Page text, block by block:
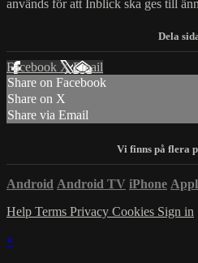
används för att Inblick ska ges till
Facebook XEmail
Share on Facebook
Share on X
Share via Email
Android Android TV iPhone
Help Terms Privacy Cookies Sign in
×